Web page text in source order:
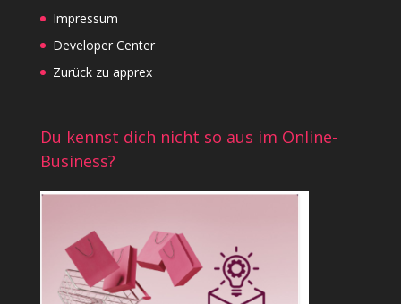
Impressum
Developer Center
Zurück zu apprex
Du kennst dich nicht so aus im Online-
Business?